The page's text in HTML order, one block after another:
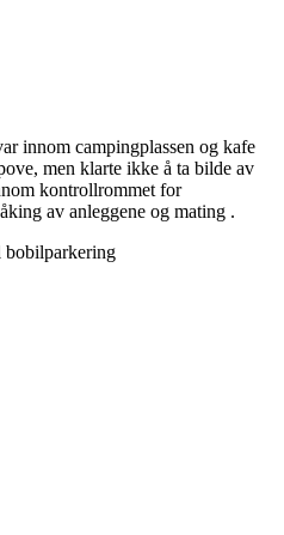
innom campingplassen og kafe
men klarte ikke å ta bilde av
kontrollrommet for
av anleggene og mating .